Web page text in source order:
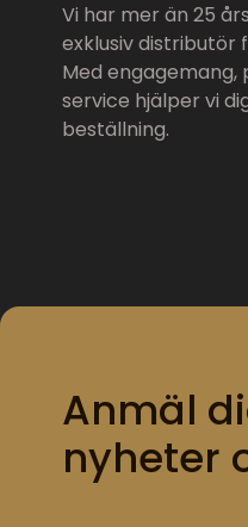
Vi har mer än 25
exklusiv distributör
Med
service hjälper vi
beställning.
Anmäl
nyheter